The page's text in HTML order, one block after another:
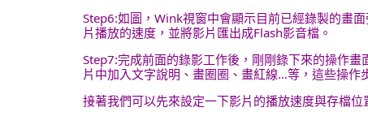
Step6:如圖，Wink視窗中會顯示目前已經錄製的畫
片播放的速度，並將影片匯出成Flash影音檔。
Step7:完成前面的錄影工作後，剛剛錄下來的操作
片中加入文字說明、畫圈圈、畫紅線…等，這些操作
接著我們可以先來設定一下影片的播放速度與存檔